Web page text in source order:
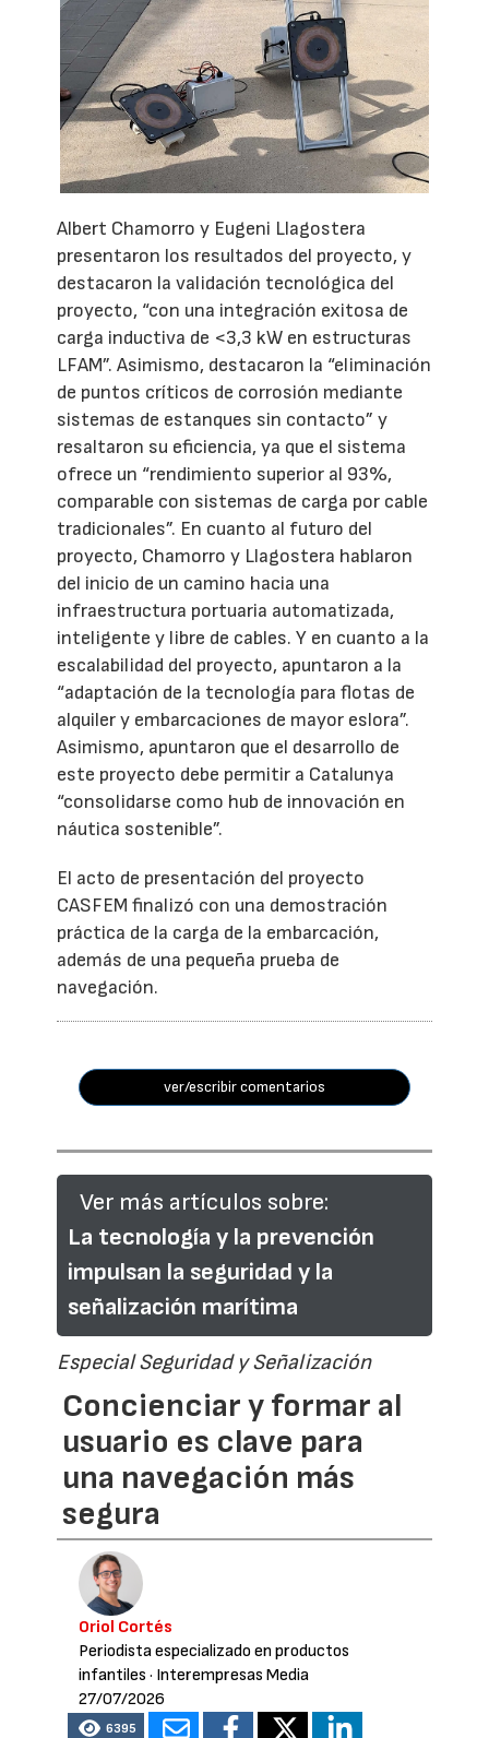
Albert Chamorro y Eugeni Llagostera
presentaron los resultados del proyecto, y
destacaron la validación tecnológica del
proyecto, “con una integración exitosa de
carga inductiva de <3,3 kW en estructuras
LFAM”. Asimismo, destacaron la “eliminación
de puntos críticos de corrosión mediante
sistemas de estanques sin contacto” y
resaltaron su eficiencia, ya que el sistema
ofrece un “rendimiento superior al 93%,
comparable con sistemas de carga por cable
tradicionales”. En cuanto al futuro del
proyecto, Chamorro y Llagostera hablaron
del inicio de un camino hacia una
infraestructura portuaria automatizada,
inteligente y libre de cables. Y en cuanto a la
escalabilidad del proyecto, apuntaron a la
“adaptación de la tecnología para flotas de
alquiler y embarcaciones de mayor eslora”.
Asimismo, apuntaron que el desarrollo de
este proyecto debe permitir a Catalunya
“consolidarse como hub de innovación en
náutica sostenible”.
El acto de presentación del proyecto
CASFEM finalizó con una demostración
práctica de la carga de la embarcación,
además de una pequeña prueba de
navegación.
ver/escribir comentarios
Ver más artículos sobre:
La tecnología y la prevención
impulsan la seguridad y la
señalización marítima
Especial Seguridad y Señalización
Concienciar y formar al
usuario es clave para
una navegación más
segura
Oriol Cortés
Periodista especializado en productos
infantiles · Interempresas Media
27/07/2026
6395